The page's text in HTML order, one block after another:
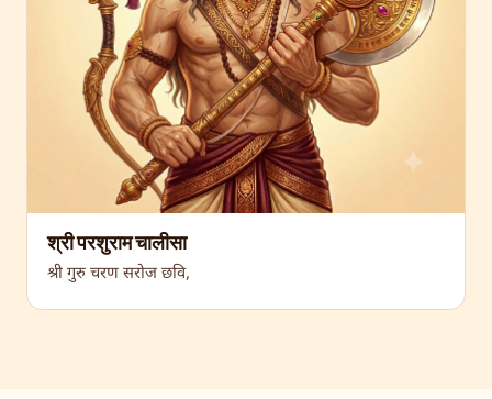
श्री परशुराम चालीसा
श्री गुरु चरण सरोज छवि,